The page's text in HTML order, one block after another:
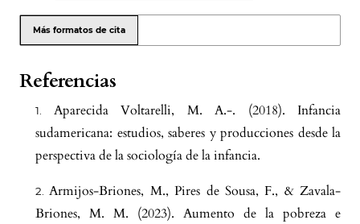
Más formatos de cita
Referencias
Aparecida Voltarelli, M. A.-. (2018). Infancia
sudamericana: estudios, saberes y producciones desde la
perspectiva de la sociología de la infancia.
Armijos-Briones, M., Pires de Sousa, F., & Zavala-
Briones, M. M. (2023). Aumento de la pobreza e